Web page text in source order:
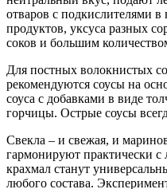
отваров с подкислителями
продуктов, уксуса разных
соков и большим
Для постных волокнистых
рекомендуются соусы на
соуса с добавками в виде
горчицы. Острые соусы
Свекла – и свежая, и
гармонируют практически
крахмал станут
любого состава.